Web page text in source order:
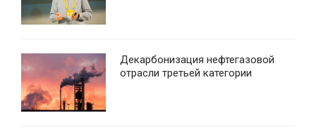
Декарбонизация нефтегазовой
отрасли третьей категории